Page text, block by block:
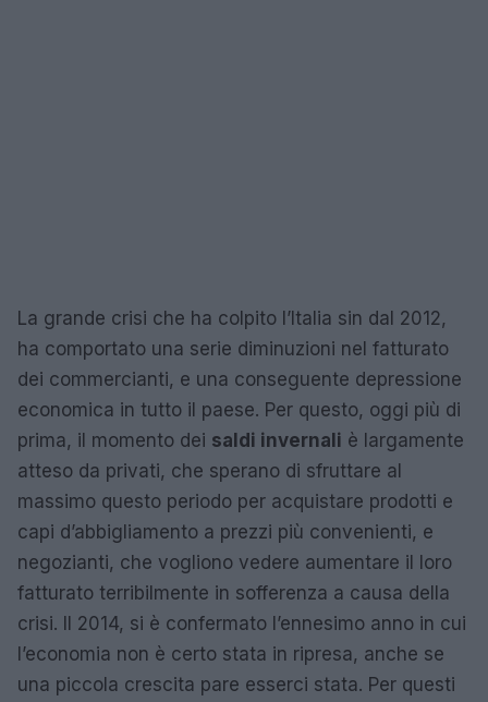
La grande crisi che ha colpito l’Italia sin dal 2012,
ha comportato una serie diminuzioni nel fatturato
dei commercianti, e una conseguente depressione
economica in tutto il paese. Per questo, oggi più di
prima, il momento dei saldi invernali è largamente
atteso da privati, che sperano di sfruttare al
massimo questo periodo per acquistare prodotti e
capi d’abbigliamento a prezzi più convenienti, e
negozianti, che vogliono vedere aumentare il loro
fatturato terribilmente in sofferenza a causa della
crisi. Il 2014, si è confermato l’ennesimo anno in cui
l’economia non è certo stata in ripresa, anche se
una piccola crescita pare esserci stata. Per questi